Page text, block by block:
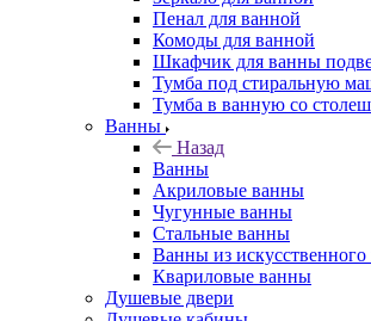
Пенал для ванной
Комоды для ванной
Шкафчик для ванны
Тумба под стиральную
Тумба в ванную со
Ванны
Назад
Ванны
Акриловые ванны
Чугунные ванны
Стальные ванны
Ванны из искусственного
Квариловые ванны
Душевые двери